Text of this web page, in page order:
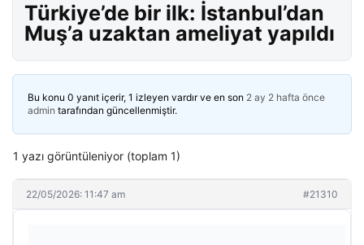
Türkiye’de bir ilk: İstanbul’dan
Muş’a uzaktan ameliyat yapıldı
Bu konu 0 yanıt içerir, 1 izleyen vardır ve en son 2 ay 2 hafta önce
admin tarafından güncellenmiştir.
1 yazı görüntüleniyor (toplam 1)
22/05/2026: 11:47 am #21310